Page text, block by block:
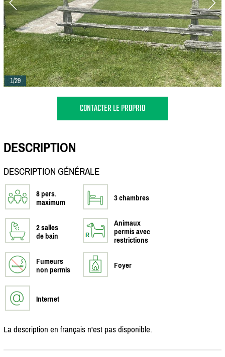
1/29
CONTACTER LE PROPRIO
DESCRIPTION
DESCRIPTION GÉNÉRALE
8 pers.
maximum
3 chambres
2 salles
de bain
Animaux
permis avec
restrictions
Fumeurs
non permis
Foyer
Internet
La description en français n'est pas disponible.